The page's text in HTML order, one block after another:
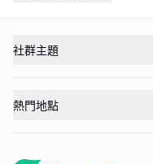
社群主題
熱門地點